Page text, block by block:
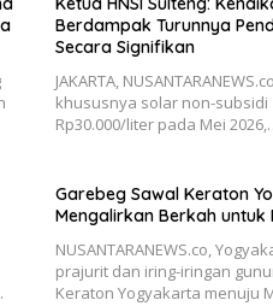
Berdampak Turunnya
Secara Signifikan
JAKARTA,
khususnya solar non-
Rp30.000/liter pada Mei
Garebeg Sawal Keraton
Mengalirkan Berkah untuk
NUSANTARANEWS.co,
prajurit dan iring-iringan
Keraton Yogyakarta menuju